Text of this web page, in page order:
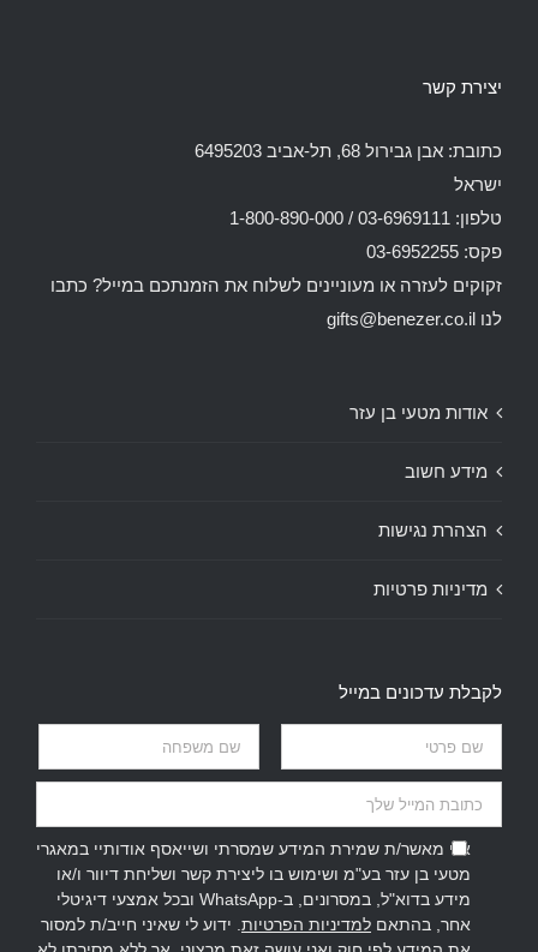
יצירת קשר
כתובת: אבן גבירול 68, תל-אביב 6495203
ישראל
טלפון: 03-6969111 / 1-800-890-000
פקס: 03-6952255
זקוקים לעזרה או מעוניינים לשלוח את הזמנתכם במייל? כתבו
לנו gifts@benezer.co.il
אודות מטעי בן עזר
מידע חשוב
הצהרת נגישות
מדיניות פרטיות
לקבלת עדכונים במייל
אני מאשר/ת שמירת המידע שמסרתי ושייאסף אודותיי במאגרי
מטעי בן עזר בע"מ ושימוש בו ליצירת קשר ושליחת דיוור ו/או
מידע בדוא"ל, במסרונים, ב-WhatsApp ובכל אמצעי דיגיטלי
אחר, בהתאם למדיניות הפרטיות . ידוע לי שאיני חייב/ת למסור